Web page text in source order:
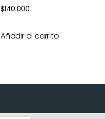
$140.000
Añadir al carrito